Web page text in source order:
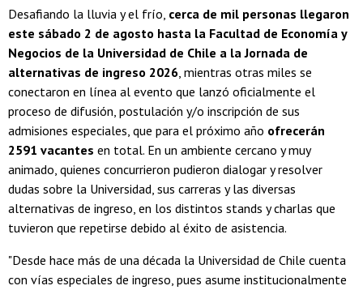
Desafiando la lluvia y el frío, cerca de mil personas llegaron
este sábado 2 de agosto hasta la Facultad de Economía y
Negocios de la Universidad de Chile a la Jornada de
alternativas de ingreso 2026, mientras otras miles se
conectaron en línea al evento que lanzó oficialmente el
proceso de difusión, postulación y/o inscripción de sus
admisiones especiales, que para el próximo año ofrecerán
2591 vacantes en total. En un ambiente cercano y muy
animado, quienes concurrieron pudieron dialogar y resolver
dudas sobre la Universidad, sus carreras y las diversas
alternativas de ingreso, en los distintos stands y charlas que
tuvieron que repetirse debido al éxito de asistencia.
"Desde hace más de una década la Universidad de Chile cuenta
con vías especiales de ingreso, pues asume institucionalmente